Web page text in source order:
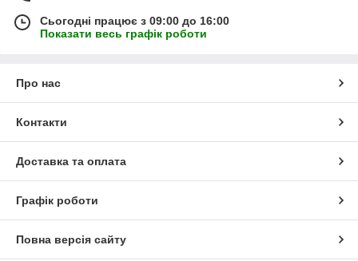
Сьогодні працює з 09:00 до 16:00
Показати весь графік роботи
Про нас
Контакти
Доставка та оплата
Графік роботи
Повна версія сайту